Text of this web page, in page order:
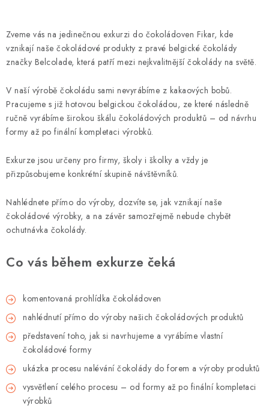
Jak nakupovat Obchodní podmínky
Reklamace
Podmínky ochrany osobních údajů
Zveme vás na jedinečnou exkurzi do čokoládoven Fikar, kde
vznikají naše čokoládové produkty z pravé belgické čokolády
značky Belcolade, která patří mezi nejkvalitnější čokolády na světě.
V naší výrobě čokoládu sami nevyrábíme z kakaových bobů.
Pracujeme s již hotovou belgickou čokoládou, ze které následně
ručně vyrábíme širokou škálu čokoládových produktů – od návrhu
formy až po finální kompletaci výrobků.
Exkurze jsou určeny pro firmy, školy i školky a vždy je
přizpůsobujeme konkrétní skupině návštěvníků.
Nahlédnete přímo do výroby, dozvíte se, jak vznikají naše
čokoládové výrobky, a na závěr samozřejmě nebude chybět
ochutnávka čokolády.
Co vás během exkurze čeká
komentovaná prohlídka čokoládoven
nahlédnutí přímo do výroby našich čokoládových produktů
představení toho, jak si navrhujeme a vyrábíme vlastní
čokoládové formy
ukázka procesu nalévání čokolády do forem a výroby produktů
vysvětlení celého procesu – od formy až po finální kompletaci
výrobků